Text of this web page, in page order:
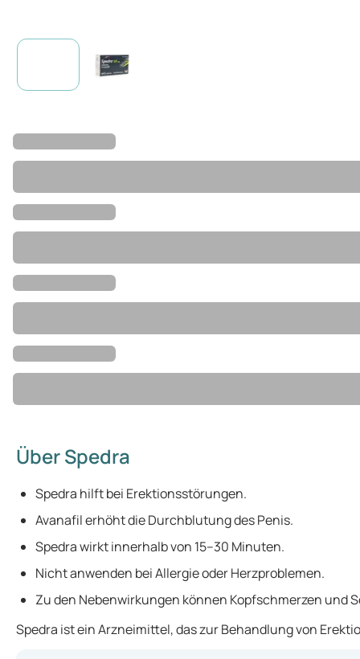
Über Spedra
Spedra hilft bei Erektionsstörungen.
Avanafil erhöht die Durchblutung des Penis.
Spedra wirkt innerhalb von 15–30 Minuten.
Nicht anwenden bei Allergie oder Herzproblemen.
Zu den Nebenwirkungen können Kopfschmerzen und
Spedra ist ein Arzneimittel, das zur Behandlung von